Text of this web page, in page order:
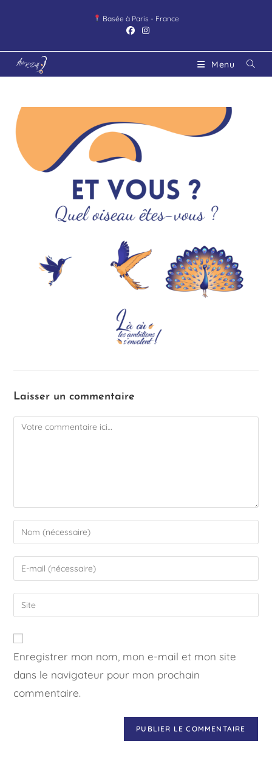
Basée à Paris - France
Menu
Laisser un commentaire
Enregistrer mon nom, mon e-mail et mon site
dans le navigateur pour mon prochain
commentaire.